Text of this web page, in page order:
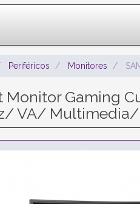
Periféricos Monitores
Monitor Gaming
VA/